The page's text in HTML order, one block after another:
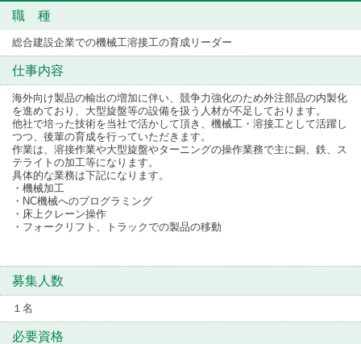
職 種
総合建設企業での機械工溶接工の育成リーダー
仕事内容
海外向け製品の輸出の増加に伴い、競争力強化のため外注部品の内製化
を進めており、大型旋盤等の設備を扱う人材が不足しております。
他社で培った技術を当社で活かして頂き、機械工・溶接工として活躍し
つつ、後輩の育成を行っていただきます。
作業は、溶接作業や大型旋盤やターニングの操作業務で主に銅、鉄、ス
テライトの加工等になります。
具体的な業務は下記になります。
・機械加工
・NC機械へのプログラミング
・床上クレーン操作
・フォークリフト、トラックでの製品の移動
募集人数
１名
必要資格